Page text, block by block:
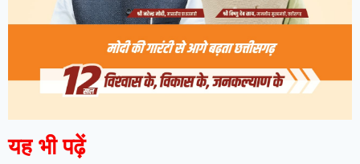
यह भी पढ़ें